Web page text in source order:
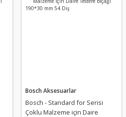
Bosch Aksesuarlar
Bosch - Standard for Serisi
Çoklu Malzeme için Daire